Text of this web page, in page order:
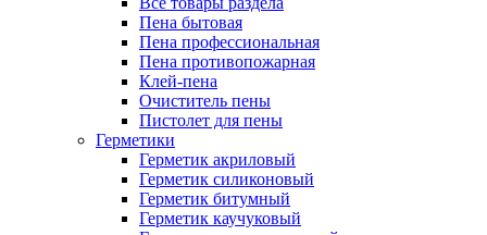
Пена бытовая
Пена профессиональная
Пена противопожарная
Клей-пена
Очиститель пены
Пистолет для пены
Герметики
Герметик акриловый
Герметик силиконовый
Герметик битумный
Герметик каучуковый